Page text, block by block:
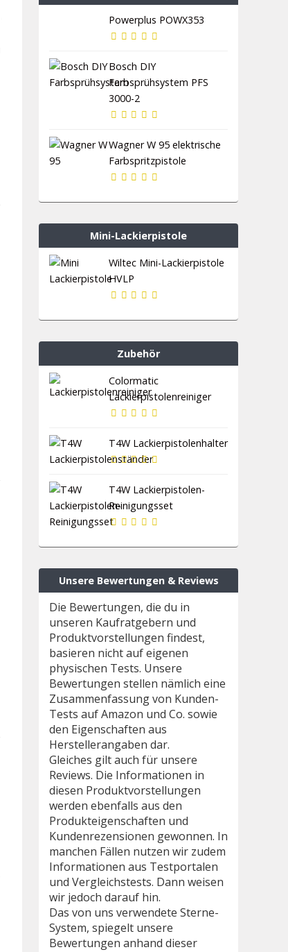
Powerplus POWX353
Bosch DIY
Farbsprühsystem PFS
3000-2
Wagner W 95 elektrische
Farbspritzpistole
Mini-Lackierpistole
Wiltec Mini-Lackierpistole
HVLP
Zubehör
Colormatic
Lackierpistolenreiniger
T4W Lackierpistolenhalter
T4W Lackierpistolen-
Reinigungsset
Unsere Bewertungen & Reviews
Die Bewertungen, die du in
unseren Kaufratgebern und
Produktvorstellungen findest,
basieren nicht auf eigenen
physischen Tests. Unsere
Bewertungen stellen nämlich eine
Zusammenfassung von Kunden-
Tests auf Amazon und Co. sowie
den Eigenschaften aus
Herstellerangaben dar.
Gleiches gilt auch für unsere
Reviews. Die Informationen in
diesen Produktvorstellungen
werden ebenfalls aus den
Produkteigenschaften und
Kundenrezensionen gewonnen. In
manchen Fällen nutzen wir zudem
Informationen aus Testportalen
und Vergleichstests. Dann weisen
wir jedoch darauf hin.
Das von uns verwendete Sterne-
System, spiegelt unsere
Bewertungen anhand dieser